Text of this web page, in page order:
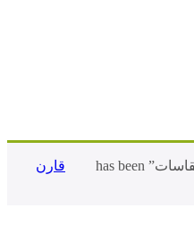
قارن
“• منظم ملابس متعدد المقاسات” has been